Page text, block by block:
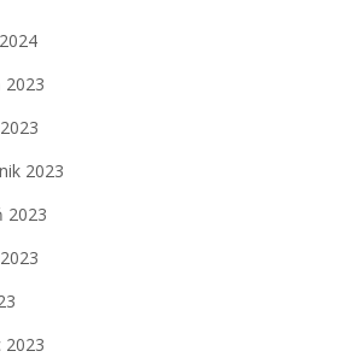
2023
2023
2023
2023